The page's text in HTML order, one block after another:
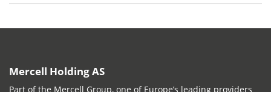
Mercell Holding AS
Part of the Mercell Group, one of Europe’s leading providers